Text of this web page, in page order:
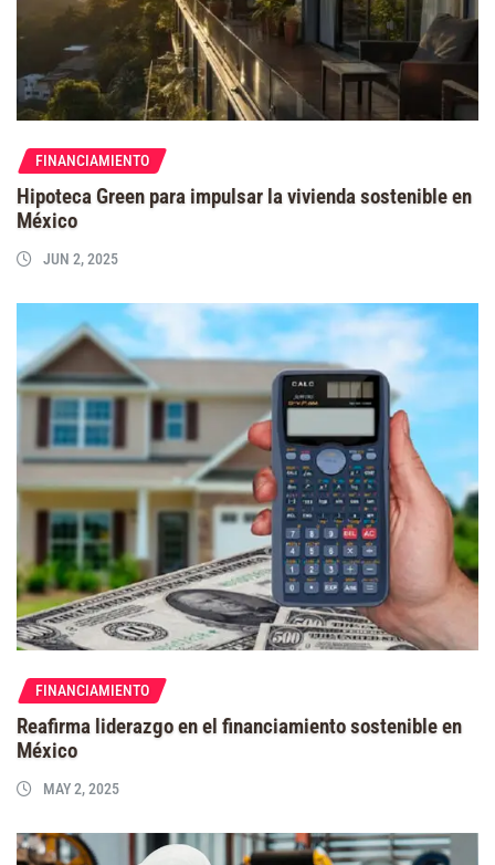
FINANCIAMIENTO
Hipoteca Green para impulsar la vivienda sostenible en
México
JUN 2, 2025
FINANCIAMIENTO
Reafirma liderazgo en el financiamiento sostenible en
México
MAY 2, 2025